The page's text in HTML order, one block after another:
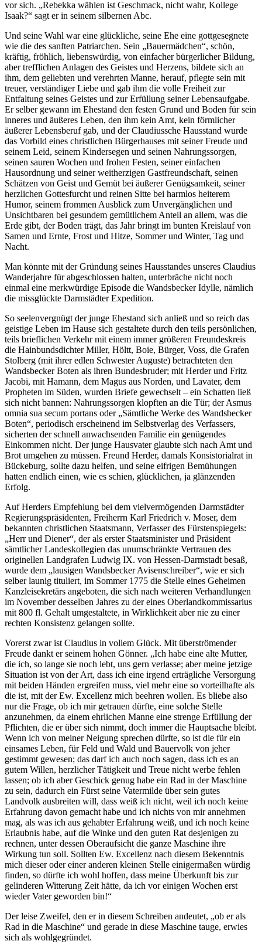
vor sich. „Rebekka wählen ist Geschmack, nicht wahr, Kollege
Isaak?“ sagt er in seinem silbernen Abc.
Und seine Wahl war eine glückliche, seine Ehe eine gottgesegnete
wie die des sanften Patriarchen. Sein „Bauermädchen“, schön,
kräftig, fröhlich, liebenswürdig, von einfacher bürgerlicher Bildung,
aber trefflichen Anlagen des Geistes und Herzens, bildete sich an
ihm, dem geliebten und verehrten Manne, herauf, pflegte sein mit
treuer, verständiger Liebe und gab ihm die volle Freiheit zur
Entfaltung seines Geistes und zur Erfüllung seiner Lebensaufgabe.
Er selber gewann im Ehestand den festen Grund und Boden für sein
inneres und äußeres Leben, den ihm kein Amt, kein förmlicher
äußerer Lebensberuf gab, und der Claudiussche Hausstand wurde
das Vorbild eines christlichen Bürgerhauses mit seiner Freude und
seinem Leid, seinem Kindersegen und seinen Nahrungssorgen,
seinen sauren Wochen und frohen Festen, seiner einfachen
Hausordnung und seiner weitherzigen Gastfreundschaft, seinen
Schätzen von Geist und Gemüt bei äußerer Genügsamkeit, seiner
herzlichen Gottesfurcht und reinen Sitte bei harmlos heiterem
Humor, seinem frommen Ausblick zum Unvergänglichen und
Unsichtbaren bei gesundem gemütlichem Anteil an allem, was die
Erde gibt, der Boden trägt, das Jahr bringt im bunten Kreislauf von
Samen und Ernte, Frost und Hitze, Sommer und Winter, Tag und
Nacht.
Man könnte mit der Gründung seines Hausstandes unseres Claudius
Wanderjahre für abgeschlossen halten, unterbräche nicht noch
einmal eine merkwürdige Episode die Wandsbecker Idylle, nämlich
die missglückte Darmstädter Expedition.
So seelenvergnügt der junge Ehestand sich anließ und so reich das
geistige Leben im Hause sich gestaltete durch den teils persönlichen,
teils brieflichen Verkehr mit einem immer größeren Freundeskreis
die Hainbundsdichter Miller, Höltt, Boie, Bürger, Voss, die Grafen
Stolberg (mit ihrer edlen Schwester Auguste) betrachteten den
Wandsbecker Boten als ihren Bundesbruder; mit Herder und Fritz
Jacobi, mit Hamann, dem Magus aus Norden, und Lavater, dem
Propheten im Süden, wurden Briefe gewechselt – ein Schatten ließ
sich nicht bannen: Nahrungssorgen klopften an die Tür; der Asmus
omnia sua secum portans oder „Sämtliche Werke des Wandsbecker
Boten“, periodisch erscheinend im Selbstverlag des Verfassers,
sicherten der schnell anwachsenden Familie ein genügendes
Einkommen nicht. Der junge Hausvater glaubte sich nach Amt und
Brot umgehen zu müssen. Freund Herder, damals Konsistorialrat in
Bückeburg, sollte dazu helfen, und seine eifrigen Bemühungen
hatten endlich einen, wie es schien, glücklichen, ja glänzenden
Erfolg.
Auf Herders Empfehlung bei dem vielvermögenden Darmstädter
Regierungspräsidenten, Freiherrn Karl Friedrich v. Moser, dem
bekannten christlichen Staatsmann, Verfasser des Fürstenspiegels:
„Herr und Diener“, der als erster Staatsminister und Präsident
sämtlicher Landeskollegien das unumschränkte Vertrauen des
originellen Landgrafen Ludwig IX. von Hessen-Darmstadt besaß,
wurde dem „lausigen Wandsbecker Avisenschreiber“, wie er sich
selber launig tituliert, im Sommer 1775 die Stelle eines Geheimen
Kanzleisekretärs angeboten, die sich nach weiteren Verhandlungen
im November desselben Jahres zu der eines Oberlandkommissarius
mit 800 fl. Gehalt umgestaltete, in Wirklichkeit aber nie zu einer
rechten Konsistenz gelangen sollte.
Vorerst zwar ist Claudius in vollem Glück. Mit überströmender
Freude dankt er seinem hohen Gönner. „Ich habe eine alte Mutter,
die ich, so lange sie noch lebt, uns gern verlasse; aber meine jetzige
Situation ist von der Art, dass ich eine irgend erträgliche Versorgung
mit beiden Händen ergreifen muss, viel mehr eine so vorteilhafte als
die ist, mit der Ew. Excellenz mich beehren wollen. Es bliebe also
nur die Frage, ob ich mir getrauen dürfte, eine solche Stelle
anzunehmen, da einem ehrlichen Manne eine strenge Erfüllung der
Pflichten, die er über sich nimmt, doch immer die Hauptsache bleibt.
Wenn ich von meiner Neigung sprechen dürfte, so ist die für ein
einsames Leben, für Feld und Wald und Bauervolk von jeher
gestimmt gewesen; das darf ich auch noch sagen, dass ich es an
gutem Willen, herzlicher Tätigkeit und Treue nicht werbe fehlen
lassen; ob ich aber Geschick genug habe ein Rad in der Maschine
zu sein, dadurch ein Fürst seine Vatermilde über sein gutes
Landvolk ausbreiten will, dass weiß ich nicht, weil ich noch keine
Erfahrung davon gemacht habe und ich nichts von mir annehmen
mag, als was ich aus gehabter Erfahrung weiß, und ich noch keine
Erlaubnis habe, auf die Winke und den guten Rat desjenigen zu
rechnen, unter dessen Oberaufsicht die ganze Maschine ihre
Wirkung tun soll. Sollten Ew. Excellenz nach diesem Bekenntnis
mich dieser oder einer anderen kleinen Stelle einigermaßen würdig
finden, so dürfte ich wohl hoffen, dass meine Überkunft bis zur
gelinderen Witterung Zeit hätte, da ich vor einigen Wochen erst
wieder Vater geworden bin!“
Der leise Zweifel, den er in diesem Schreiben andeutet, „ob er als
Rad in die Maschine“ und gerade in diese Maschine tauge, erwies
sich als wohlgegründet.